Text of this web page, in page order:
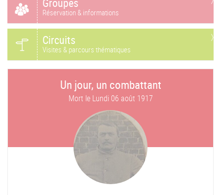
Réservation & informations
Circuits
Visites & parcours thématiques
Un jour, un combattant
Mort le Lundi 06 août 1917